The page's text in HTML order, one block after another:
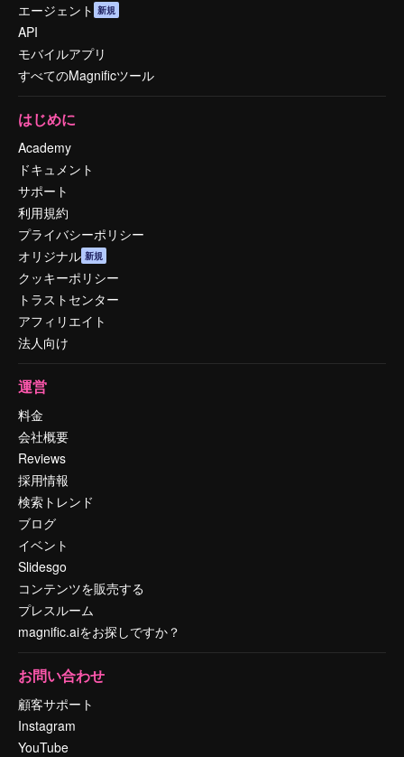
エージェント 新規
API
モバイルアプリ
すべてのMagnificツール
はじめに
Academy
ドキュメント
サポート
利用規約
プライバシーポリシー
オリジナル 新規
クッキーポリシー
トラストセンター
アフィリエイト
法人向け
運営
料金
会社概要
Reviews
採用情報
検索トレンド
ブログ
イベント
Slidesgo
コンテンツを販売する
プレスルーム
magnific.aiをお探しですか？
お問い合わせ
顧客サポート
Instagram
YouTube